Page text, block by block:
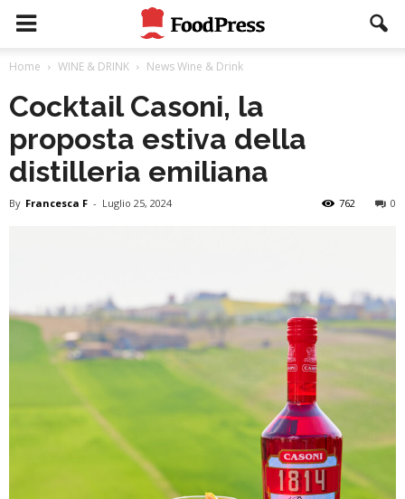
Home WINE & DRINK News Wine & Drink
Cocktail Casoni, la
proposta estiva della
distilleria emiliana
By Francesca F - Luglio 25, 2024 0
762